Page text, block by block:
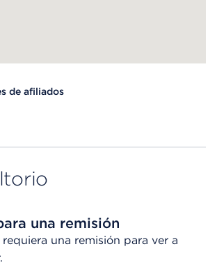
de afiliados
una remisión
una remisión para ver a